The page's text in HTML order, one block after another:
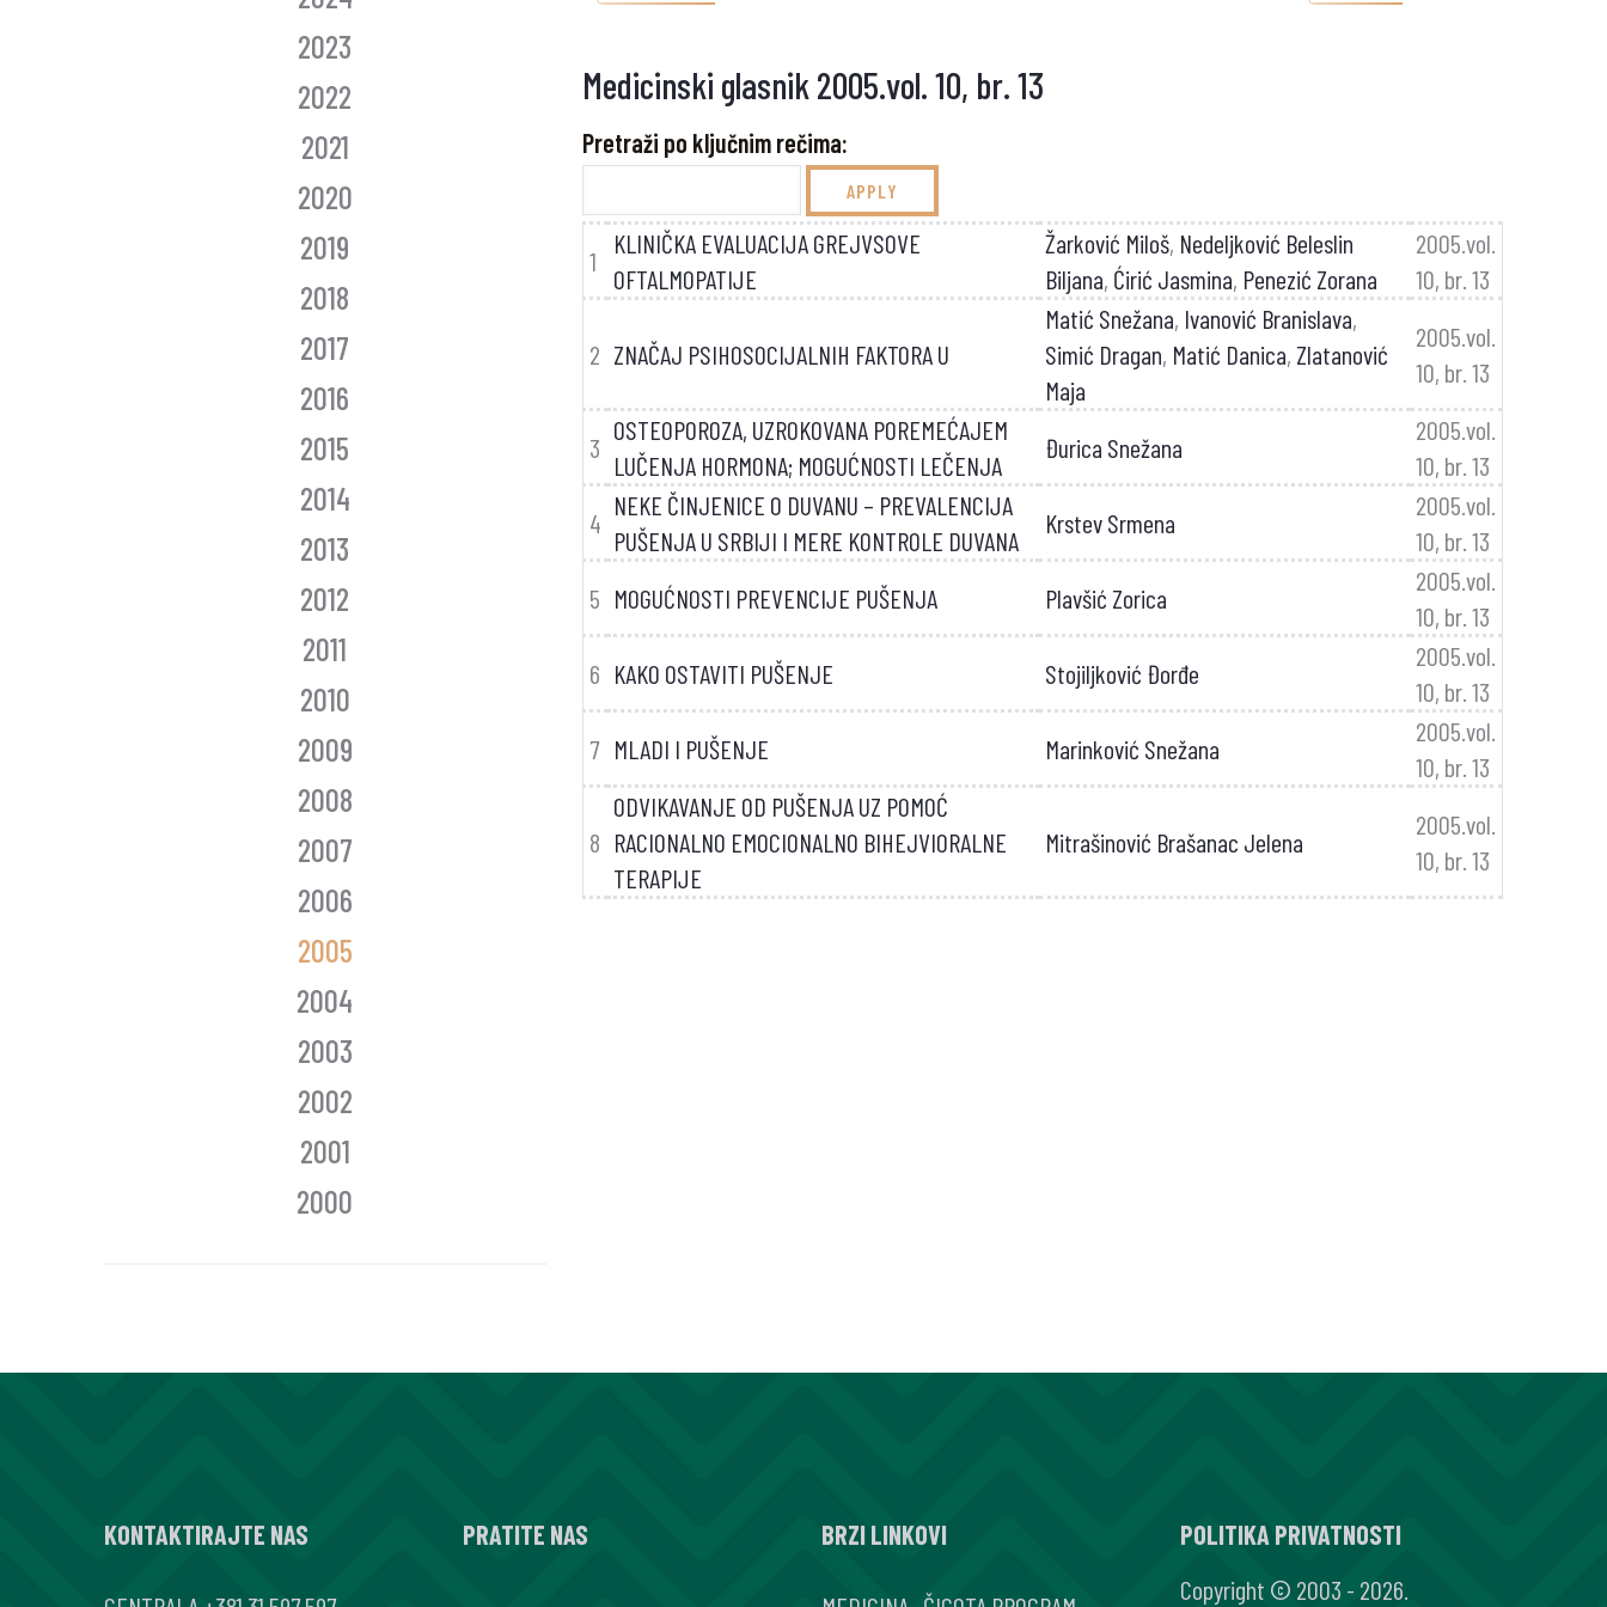
Medicinski glasnik 2005.vol. 10, br. 13
Pretraži po ključnim rečima:
1
KLINIČKA EVALUACIJA GREJVSOVE
OFTALMOPATIJE
Žarković Miloš, Nedeljković Beleslin
Biljana, Ćirić Jasmina, Penezić Zorana
2005.vol.
10, br. 13
2 ZNAČAJ PSIHOSOCIJALNIH FAKTORA U
Matić Snežana, Ivanović Branislava,
Simić Dragan, Matić Danica, Zlatanović
Maja
2005.vol.
10, br. 13
3
OSTEOPOROZA, UZROKOVANA POREMEĆAJEM
LUČENJA HORMONA; MOGUĆNOSTI LEČENJA
Đurica Snežana
2005.vol.
10, br. 13
4
NEKE ČINJENICE O DUVANU – PREVALENCIJA
PUŠENJA U SRBIJI I MERE KONTROLE DUVANA
Krstev Srmena
2005.vol.
10, br. 13
5 MOGUĆNOSTI PREVENCIJE PUŠENJA Plavšić Zorica
2005.vol.
10, br. 13
6 KAKO OSTAVITI PUŠENJE Stojiljković Đorđe
2005.vol.
10, br. 13
7 MLADI I PUŠENJE Marinković Snežana
2005.vol.
10, br. 13
8
ODVIKAVANJE OD PUŠENJA UZ POMOĆ
RACIONALNO EMOCIONALNO BIHEJVIORALNE
TERAPIJE
Mitrašinović Brašanac Jelena
2005.vol.
10, br. 13
2023
2022
2021
2020
2019
2018
2017
2016
2015
2014
2013
2012
2011
2010
2009
2008
2007
2006
2005
2004
2003
2002
2001
2000
KONTAKTIRAJTE NAS PRATITE NAS BRZI LINKOVI
POLITIKA PRIVATNOSTI
Copyright © 2003 - 2026.